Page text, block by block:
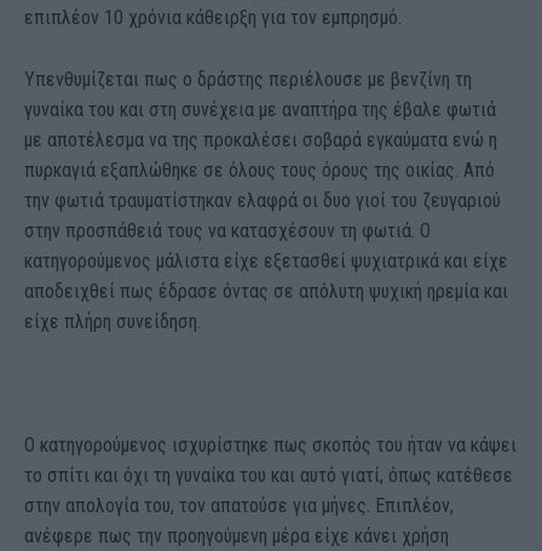
επιπλέον 10 χρόνια κάθειρξη για τον εμπρησμό.
Υπενθυμίζεται πως ο δράστης περιέλουσε με βενζίνη τη
γυναίκα του και στη συνέχεια με αναπτήρα της έβαλε φωτιά
με αποτέλεσμα να της προκαλέσει σοβαρά εγκαύματα ενώ η
πυρκαγιά εξαπλώθηκε σε όλους τους όρους της οικίας. Από
την φωτιά τραυματίστηκαν ελαφρά οι δυο γιοί του ζευγαριού
στην προσπάθειά τους να κατασχέσουν τη φωτιά. Ο
κατηγορούμενος μάλιστα είχε εξετασθεί ψυχιατρικά και είχε
αποδειχθεί πως έδρασε όντας σε απόλυτη ψυχική ηρεμία και
είχε πλήρη συνείδηση.
Ο κατηγορούμενος ισχυρίστηκε πως σκοπός του ήταν να κάψει
το σπίτι και όχι τη γυναίκα του και αυτό γιατί, όπως κατέθεσε
στην απολογία του, τον απατούσε για μήνες. Επιπλέον,
ανέφερε πως την προηγούμενη μέρα είχε κάνει χρήση